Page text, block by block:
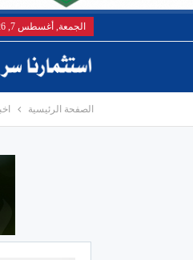
الجمعة, أغسطس 7, 2026
الصفحة الرئيسية